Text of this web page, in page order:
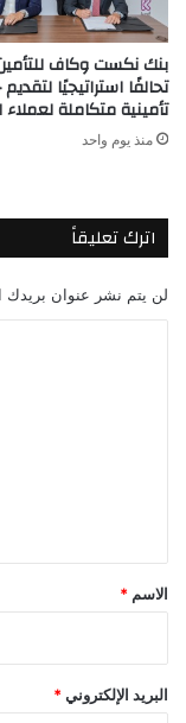
بنك نكست وكاف
تحالفًا استراتيجيًا
تأمينية متكاملة لعملاء
منذ يوم واحد
اترك تعليقاً
لن يتم نشر عنوان بريدك
*
الاسم *
البريد الإلكتروني *